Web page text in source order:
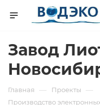
Завод
Главная — Проекты —
Производство